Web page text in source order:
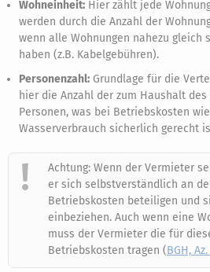
Wohneinheit: Hier zählt jede
werden durch die Anzahl der
wenn alle Wohnungen nahezu gleich
haben (z.B. Kabelgebühren).
Personenzahl: Grundlage für die
hier die Anzahl der zum Haushalt
Personen, was bei Betriebskosten
Wasserverbrauch sicherlich gerecht
Achtung: Wenn der Vermieter
er sich selbstverständlich an
Betriebskosten beteiligen und
einbeziehen. Auch wenn eine
muss der Vermieter die für
Betriebskosten tragen (BGH,